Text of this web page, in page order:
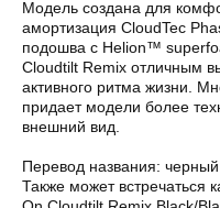
Модель создана для
амортизация CloudTec
подошва с Helion™
Cloudtilt Remix отличным
активного ритма жизни.
придает модели более
внешний вид.
Перевод названия:
Также может встречаться